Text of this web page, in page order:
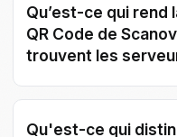
Qu’est-ce qui rend
QR Code de
trouvent les
Scanova est conforme
Qu'est-ce qui